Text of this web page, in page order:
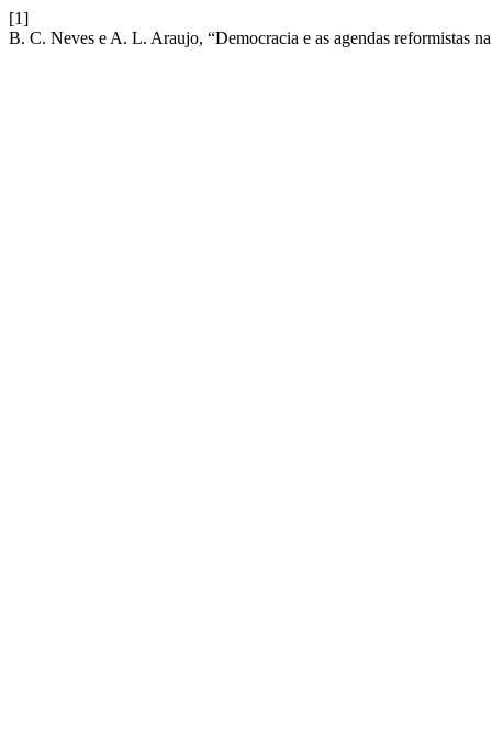
[1]
B. C. Neves e A. L. Araujo, “Democracia e as agendas reformistas